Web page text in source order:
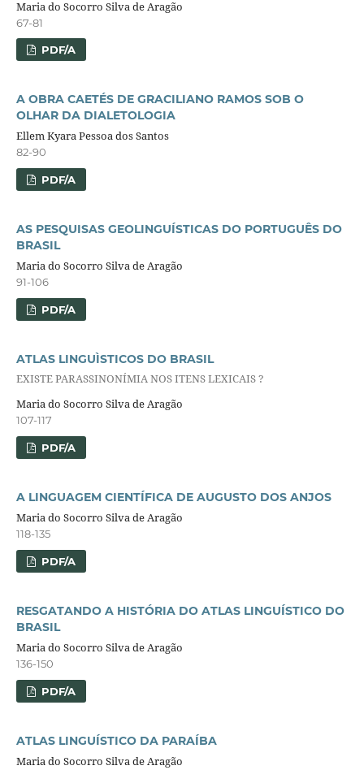
Maria do Socorro Silva de Aragão
67-81
PDF/A
A OBRA CAETÉS DE GRACILIANO RAMOS SOB O
OLHAR DA DIALETOLOGIA
Ellem Kyara Pessoa dos Santos
82-90
PDF/A
AS PESQUISAS GEOLINGUÍSTICAS DO PORTUGUÊS DO
BRASIL
Maria do Socorro Silva de Aragão
91-106
PDF/A
ATLAS LINGUÌSTICOS DO BRASIL
EXISTE PARASSINONÍMIA NOS ITENS LEXICAIS ?
Maria do Socorro Silva de Aragão
107-117
PDF/A
A LINGUAGEM CIENTÍFICA DE AUGUSTO DOS ANJOS
Maria do Socorro Silva de Aragão
118-135
PDF/A
RESGATANDO A HISTÓRIA DO ATLAS LINGUÍSTICO DO
BRASIL
Maria do Socorro Silva de Aragão
136-150
PDF/A
ATLAS LINGUÍSTICO DA PARAÍBA
Maria do Socorro Silva de Aragão